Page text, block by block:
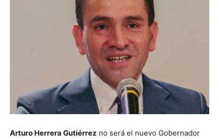
Arturo Herrera Gutiérrez no será el nuevo Gobernador